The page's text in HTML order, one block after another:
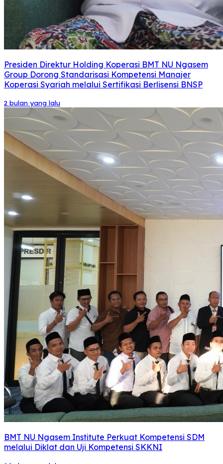
Presiden Direktur Holding Koperasi BMT NU Ngasem
Group Dorong Standarisasi Kompetensi Manajer
Koperasi Syariah melalui Sertifikasi Berlisensi BNSP
2 bulan yang lalu
BMT NU Ngasem Institute Perkuat Kompetensi SDM
melalui Diklat dan Uji Kompetensi SKKNI